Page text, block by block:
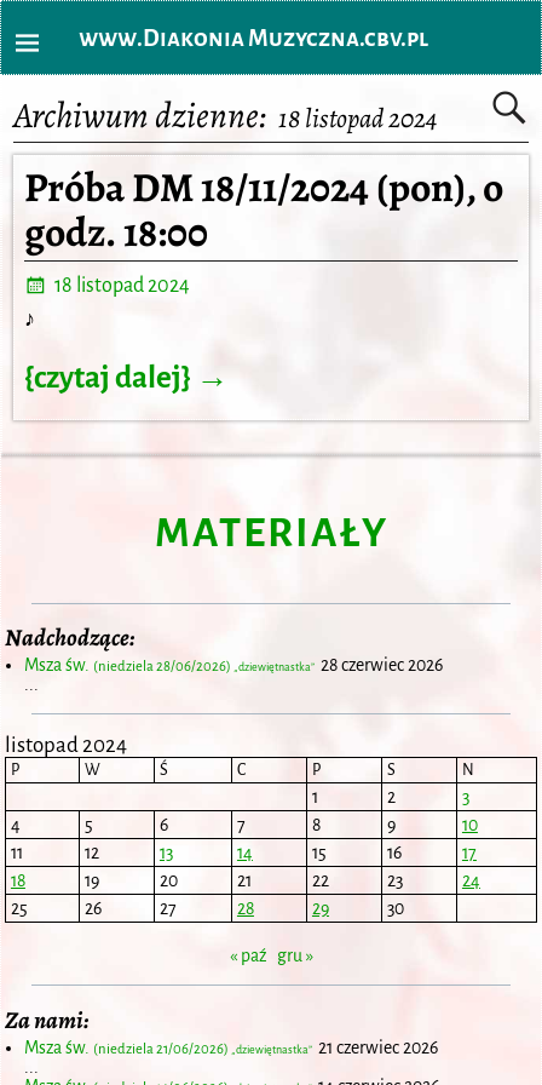
www.Diakonia Muzyczna.cbv.pl
Archiwum dzienne: 18 listopad 2024
Próba DM 18/11/2024 (pon), o
godz. 18:00
18 listopad 2024
♪
{czytaj dalej} →
MATERIAŁY
Nadchodzące:
Msza św. (niedziela 28/06/2026) „dziewiętnastka” 28 czerwiec 2026
...
listopad 2024
P W Ś C P S N
1 2
3
4
5 6 7 8 9
10
11
12 13 14 15 16
17
18
19 20 21 22 23
24
25
26 27 28 29 30
« paź gru »
Za nami:
Msza św. (niedziela 21/06/2026) „dziewiętnastka” 21 czerwiec 2026